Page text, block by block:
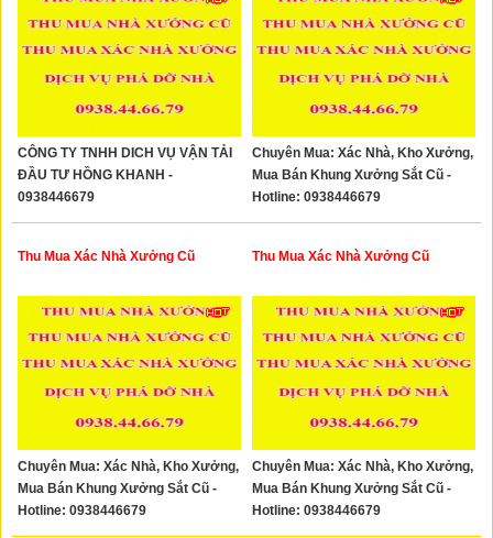
CÔNG TY TNHH DICH VỤ VẬN TẢI
ĐẦU TƯ HỒNG KHANH -
0938446679
Chuyên Mua: Xác Nhà, Kho Xưởng,
Mua Bán Khung Xưởng Sắt Cũ -
Hotline: 0938446679
Thu Mua Xác Nhà Xưởng Cũ
Chuyên Mua: Xác Nhà, Kho Xưởng,
Mua Bán Khung Xưởng Sắt Cũ -
Hotline: 0938446679
Thu Mua Xác Nhà Xưởng Cũ
Chuyên Mua: Xác Nhà, Kho Xưởng,
Mua Bán Khung Xưởng Sắt Cũ -
Hotline: 0938446679